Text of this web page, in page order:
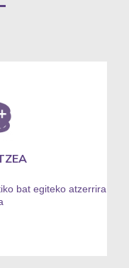
bat egiteko atzerrira